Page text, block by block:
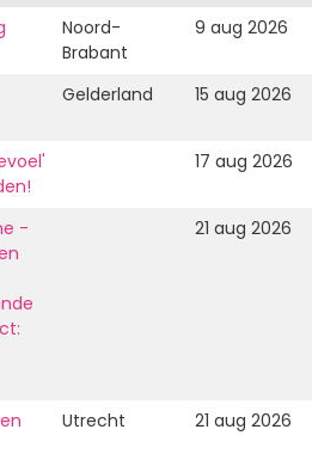
Noord-
Brabant
9 aug 2026
Gelderland 15 aug 2026
17 aug 2026
-
21 aug 2026
Utrecht 21 aug 2026